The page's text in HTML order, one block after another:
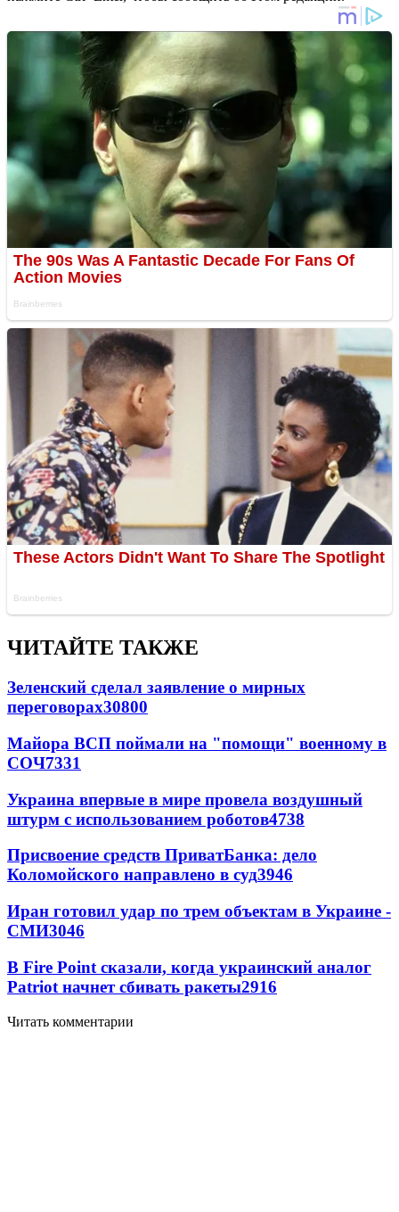
ЧИТАЙТЕ ТАКЖЕ
Зеленский сделал заявление о мирных
переговорах30800
Майора ВСП поймали на "помощи" военному в
СОЧ7331
Украина впервые в мире провела воздушный
штурм с использованием роботов4738
Присвоение средств ПриватБанка: дело
Коломойского направлено в суд3946
Иран готовил удар по трем объектам в Украине -
СМИ3046
В Fire Point сказали, когда украинский аналог
Patriot начнет сбивать ракеты2916
Читать комментарии